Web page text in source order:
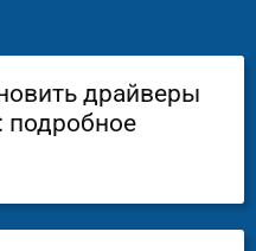
драйверы
подробное